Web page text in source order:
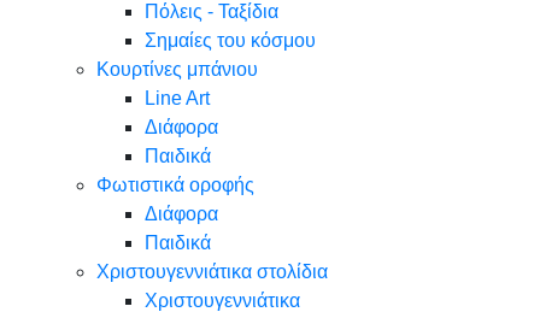
Πόλεις - Ταξίδια
Σημαίες του κόσμου
Κουρτίνες μπάνιου
Line Art
Διάφορα
Παιδικά
Φωτιστικά οροφής
Διάφορα
Παιδικά
Χριστουγεννιάτικα στολίδια
Χριστουγεννιάτικα